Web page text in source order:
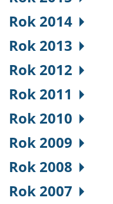
Rok 2014
Rok 2013
Rok 2012
Rok 2011
Rok 2010
Rok 2009
Rok 2008
Rok 2007